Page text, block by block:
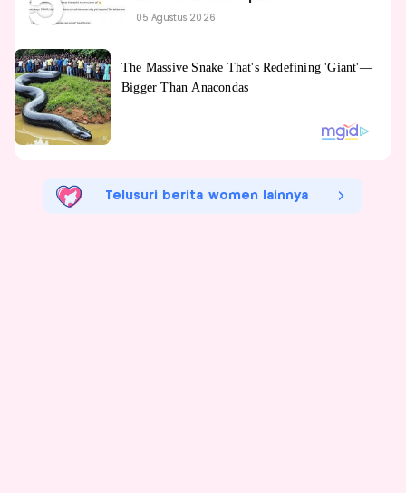
05 Agustus 2026
Telusuri berita women lainnya